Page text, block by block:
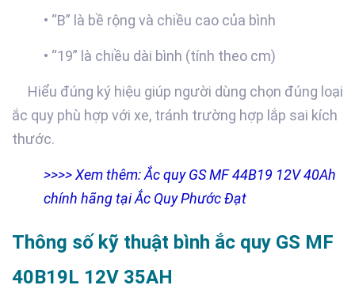
• “B” là bề rộng và chiều cao của bình
• “19” là chiều dài bình (tính theo cm)
Hiểu đúng ký hiệu giúp người dùng chọn đúng loại
ắc quy phù hợp với xe, tránh trường hợp lắp sai kích
thước.
>>>> Xem thêm: Ắc quy GS MF 44B19 12V 40Ah
chính hãng tại Ắc Quy Phước Đạt
Thông số kỹ thuật bình ắc quy GS MF
40B19L 12V 35AH